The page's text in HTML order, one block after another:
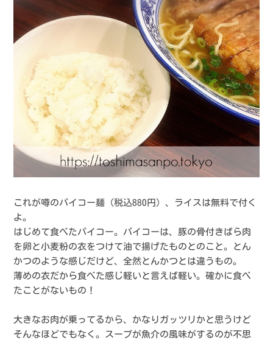
これが噂のパイコー麺（税込880円）、ライスは無料で付く
よ。
はじめて食べたパイコー。パイコーは、豚の骨付きばら肉
を卵と小麦粉の衣をつけて油で揚げたものとのこと。とん
かつのような感じだけど、全然とんかつとは違うもの。
薄めの衣だから食べた感じ軽いと言えば軽い。確かに食べ
たことがないもの！
大きなお肉が乗ってるから、かなりガッツリかと思うけど
そんなほどでもなく。スープが魚介の風味がするのが不思